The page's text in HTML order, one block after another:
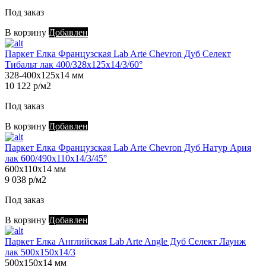
Под заказ
В корзину Добавлен
Паркет Елка Французская Lab Arte Chevron Дуб Селект
Тибальт лак 400/328х125х14/3/60°
328-400х125х14 мм
10 122 р/м2
Под заказ
В корзину Добавлен
Паркет Елка Французская Lab Arte Chevron Дуб Натур Ария
лак 600/490х110х14/3/45°
600х110х14 мм
9 038 р/м2
Под заказ
В корзину Добавлен
Паркет Елка Английская Lab Arte Angle Дуб Селект Лаунж
лак 500х150х14/3
500х150х14 мм